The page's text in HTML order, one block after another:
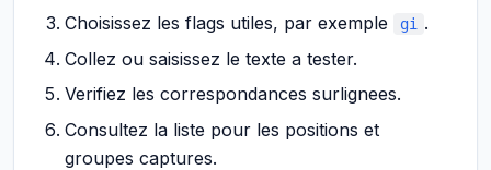
Choisissez les flags utiles, par exemple
gi .
Collez ou saisissez le texte a tester.
Verifiez les correspondances surlignees.
Consultez la liste pour les positions et
groupes captures.